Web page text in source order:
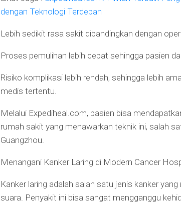
dengan Teknologi Terdepan
Lebih sedikit rasa sakit dibandingkan dengan
Proses pemulihan lebih cepat sehingga pasien
Risiko komplikasi lebih rendah, sehingga lebih
medis tertentu.
Melalui Expediheal.com, pasien bisa
rumah sakit yang menawarkan teknik ini, salah
Guangzhou.
Menangani Kanker Laring di Modern Cancer
Kanker laring adalah salah satu jenis kanker
suara. Penyakit ini bisa sangat mengganggu